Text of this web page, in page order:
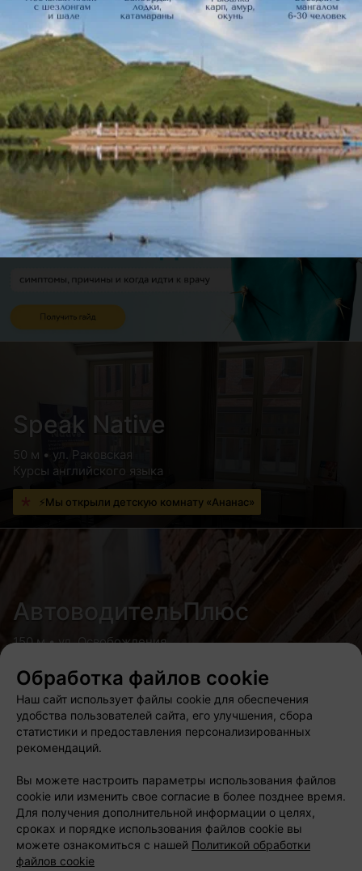
Часто просматривают
Speak Native
50 м • ул. Раковская
Курсы английского языка
⚡Мы открыли детскую комнату «Ананас»
АвтоводительПлюс
150 м • ул. Освобождения
Расписание занятий
Urban Lang Club
350 м • ул. Немига
Центр иностранных языков
Акция «2 месяца обучения в подарок за приглашенного
Обработка файлов cookie
Наш сайт использует файлы cookie для обеспечения
удобства пользователей сайта, его улучшения, сбора
статистики и предоставления персонализированных
рекомендаций.
Вы можете настроить параметры использования файлов
cookie или изменить свое согласие в более позднее время.
Для получения дополнительной информации о целях,
сроках и порядке использования файлов cookie вы
можете ознакомиться с нашей Политикой обработки
файлов cookie